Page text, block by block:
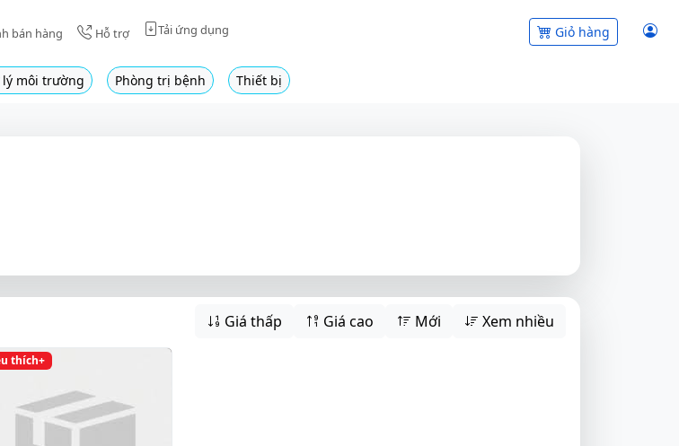
bán hàng Hỗ trợ Tải ứng dụng Giỏ hàng
lý môi trường Phòng trị bệnh Thiết bị
Giá thấp Giá cao Mới Xem nhiều
thích+